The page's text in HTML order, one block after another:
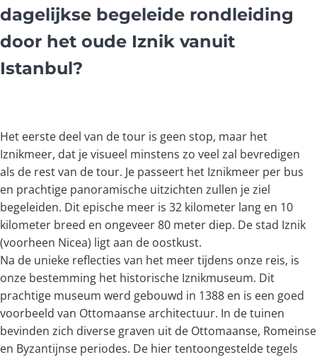
dagelijkse begeleide rondleiding
door het oude Iznik vanuit
Istanbul?
Het eerste deel van de tour is geen stop, maar het
Iznikmeer, dat je visueel minstens zo veel zal bevredigen
als de rest van de tour. Je passeert het Iznikmeer per bus
en prachtige panoramische uitzichten zullen je ziel
begeleiden. Dit epische meer is 32 kilometer lang en 10
kilometer breed en ongeveer 80 meter diep. De stad Iznik
(voorheen Nicea) ligt aan de oostkust.
Na de unieke reflecties van het meer tijdens onze reis, is
onze bestemming het historische Iznikmuseum. Dit
prachtige museum werd gebouwd in 1388 en is een goed
voorbeeld van Ottomaanse architectuur. In de tuinen
bevinden zich diverse graven uit de Ottomaanse, Romeinse
en Byzantijnse periodes. De hier tentoongestelde tegels